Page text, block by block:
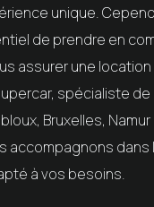
unique.
de prendre en
assurer une
spécialiste de
Bruxelles,
accompagnons dans
à vos besoins.